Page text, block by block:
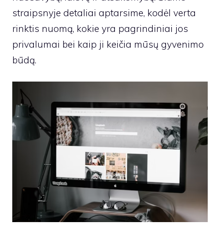
straipsnyje detaliai aptarsime, kodėl verta
rinktis nuomą, kokie yra pagrindiniai jos
privalumai bei kaip ji keičia mūsų gyvenimo
būdą.